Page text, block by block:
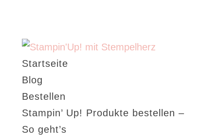
Startseite
Blog
Bestellen
Stampin’ Up! Produkte bestellen –
So geht’s